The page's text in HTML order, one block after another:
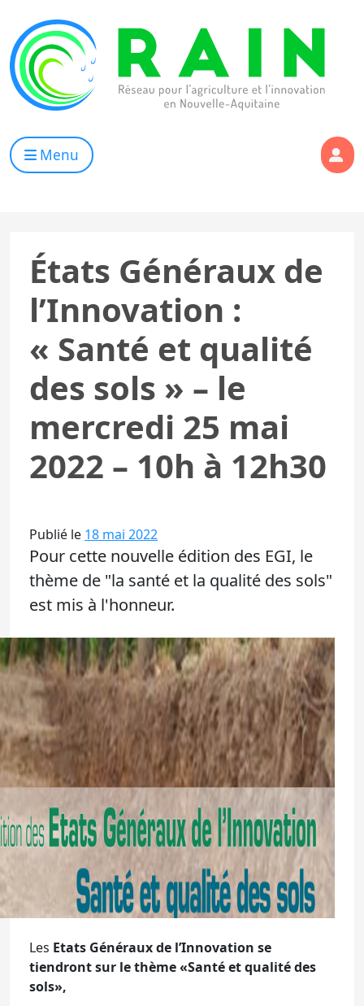
Menu
États Généraux de
l’Innovation :
« Santé et qualité
des sols » – le
mercredi 25 mai
2022 – 10h à 12h30
Publié le 18 mai 2022
Pour cette nouvelle édition des EGI, le
thème de "la santé et la qualité des sols"
est mis à l'honneur.
Les Etats Généraux de l’Innovation se
tiendront sur le thème«Santé et qualité des
sols»,